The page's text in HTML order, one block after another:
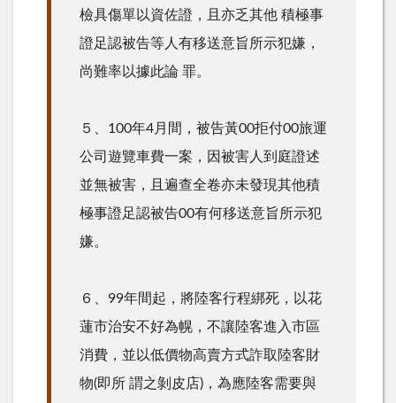
檢具傷單以資佐證，且亦乏其他 積極事
證足認被告等人有移送意旨所示犯嫌，
尚難率以據此論 罪。
５、100年4月間，被告黃00拒付00旅運
公司遊覽車費一案，因被害人到庭證述
並無被害，且遍查全卷亦未發現其他積
極事證足認被告00有何移送意旨所示犯
嫌。
６、99年間起，將陸客行程綁死，以花
蓮市治安不好為幌，不讓陸客進入市區
消費，並以低價物高賣方式詐取陸客財
物(即所 謂之剝皮店)，為應陸客需要與